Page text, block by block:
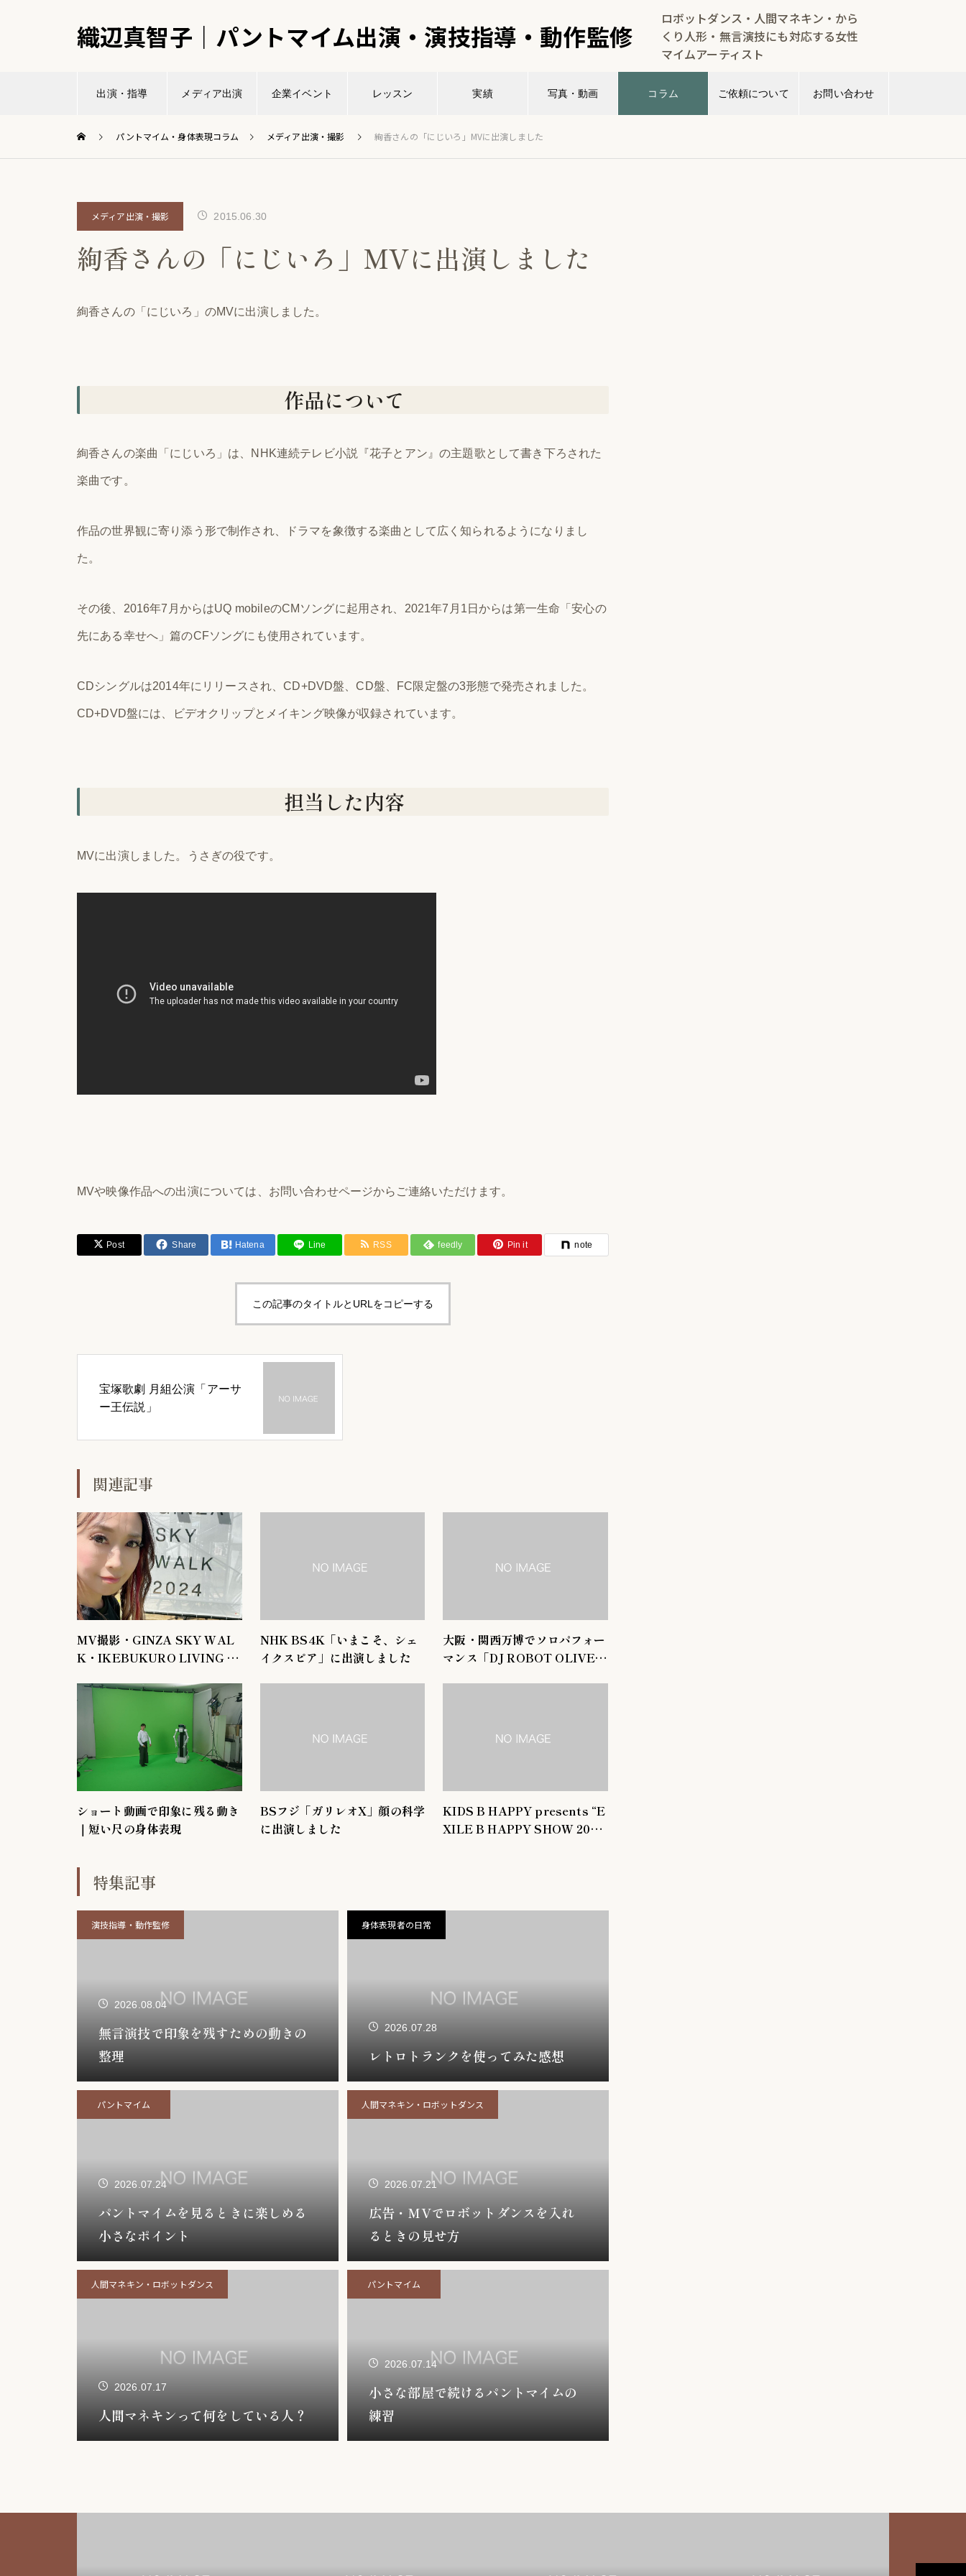
織辺真智子｜パントマイム出演・演技指導・動作監修
ロボットダンス・人間マネキン・から
くり人形・無言演技にも対応する女性
マイムアーティスト
出演・指導 メディア出演 企業イベント レッスン 実績 写真・動画 コラム ご依頼について お問い合わせ
パントマイム・身体表現コラム メディア出演・撮影 絢香さんの「にじいろ」MVに出演しました
メディア出演・撮影 2015.06.30
絢香さんの「にじいろ」MVに出演しました
絢香さんの「にじいろ」のMVに出演しました。
作品について
絢香さんの楽曲「にじいろ」は、NHK連続テレビ小説『花子とアン』の主題歌として書き下ろされた
楽曲です。
作品の世界観に寄り添う形で制作され、ドラマを象徴する楽曲として広く知られるようになりまし
た。
その後、2016年7月からはUQ mobileのCMソングに起用され、2021年7月1日からは第一生命「安心の
先にある幸せへ」篇のCFソングにも使用されています。
CDシングルは2014年にリリースされ、CD+DVD盤、CD盤、FC限定盤の3形態で発売されました。
CD+DVD盤には、ビデオクリップとメイキング映像が収録されています。
担当した内容
MVに出演しました。うさぎの役です。
MVや映像作品への出演については、お問い合わせページからご連絡いただけます。
Post Share Hatena Line RSS feedly Pin it note
この記事のタイトルとURLをコピーする
宝塚歌劇 月組公演「アーサ
ー王伝説」
関連記事
MV撮影・GINZA SKY WAL
K・IKEBUKURO LIVING L
NHK BS4K「いまこそ、シェ
イクスピア」に出演しました
大阪・関西万博でソロパフォー
マンス「DJ ROBOT OLIVE G
ショート動画で印象に残る動き
｜短い尺の身体表現
BSフジ「ガリレオX」顔の科学
に出演しました
KIDS B HAPPY presents “E
XILE B HAPPY SHOW 202
特集記事
演技指導・動作監修
2026.08.04
無言演技で印象を残すための動きの
整理
身体表現者の日常
2026.07.28
レトロトランクを使ってみた感想
パントマイム
2026.07.24
パントマイムを見るときに楽しめる
小さなポイント
人間マネキン・ロボットダンス
2026.07.21
広告・MVでロボットダンスを入れ
るときの見せ方
人間マネキン・ロボットダンス
2026.07.17
人間マネキンって何をしている人？
パントマイム
2026.07.14
小さな部屋で続けるパントマイムの
練習